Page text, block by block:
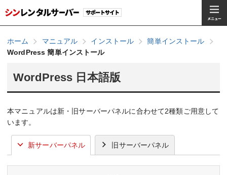
ホーム マニュアル インストール
簡単インストール
WordPress 簡単インストール
WordPress 日本語版
本マニュアルは新・旧サーバーパネルに合わせて2種類ご用意して
います。
新サーバーパネル 旧サーバーパネル